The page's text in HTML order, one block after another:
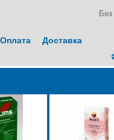
Оплата Доставка